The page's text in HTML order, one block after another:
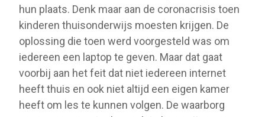
hun plaats. Denk maar aan de coronacrisis toen
kinderen thuisonderwijs moesten krijgen. De
oplossing die toen werd voorgesteld was om
iedereen een laptop te geven. Maar dat gaat
voorbij aan het feit dat niet iedereen internet
heeft thuis en ook niet altijd een eigen kamer
heeft om les te kunnen volgen. De waarborg